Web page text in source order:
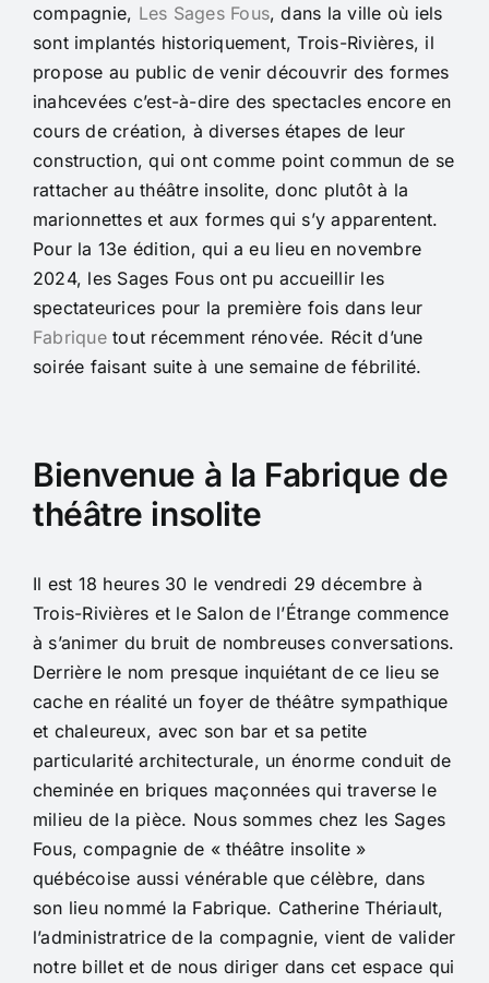
compagnie, Les Sages Fous, dans la ville où iels
sont implantés historiquement, Trois-Rivières, il
propose au public de venir découvrir des formes
inahcevées c’est-à-dire des spectacles encore en
cours de création, à diverses étapes de leur
construction, qui ont comme point commun de se
rattacher au théâtre insolite, donc plutôt à la
marionnettes et aux formes qui s’y apparentent.
Pour la 13e édition, qui a eu lieu en novembre
2024, les Sages Fous ont pu accueillir les
spectateurices pour la première fois dans leur
Fabriquetout récemment rénovée. Récit d’une
soirée faisant suite à une semaine de fébrilité.
Bienvenue à la Fabrique de
théâtre insolite
Il est 18 heures 30 le vendredi 29 décembre à
Trois-Rivières et le Salon de l’Étrange commence
à s’animer du bruit de nombreuses conversations.
Derrière le nom presque inquiétant de ce lieu se
cache en réalité un foyer de théâtre sympathique
et chaleureux, avec son bar et sa petite
particularité architecturale, un énorme conduit de
cheminée en briques maçonnées qui traverse le
milieu de la pièce. Nous sommes chez les Sages
Fous, compagnie de « théâtre insolite »
québécoise aussi vénérable que célèbre, dans
son lieu nommé la Fabrique. Catherine Thériault,
l’administratrice de la compagnie, vient de valider
notre billet et de nous diriger dans cet espace qui